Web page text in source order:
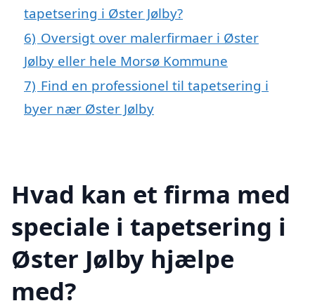
tapetsering i Øster Jølby?
6) Oversigt over malerfirmaer i Øster
Jølby eller hele Morsø Kommune
7) Find en professionel til tapetsering i
byer nær Øster Jølby
Hvad kan et firma med
speciale i tapetsering i
Øster Jølby hjælpe
med?